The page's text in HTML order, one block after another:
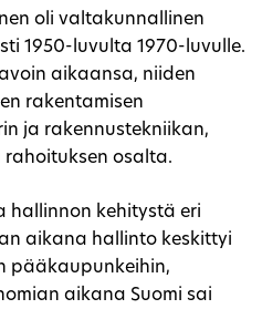
oli valtakunnallinen
1950-luvulta 1970-luvulle.
aikaansa, niiden
rakentamisen
ja rakennustekniikan,
osalta.
hallinnon kehitystä eri
aikana hallinto keskittyi
pääkaupunkeihin,
aikana Suomi sai